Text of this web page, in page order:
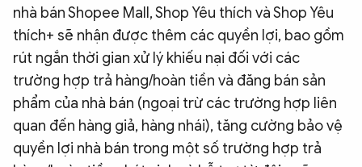
nhà bán Shopee Mall, Shop Yêu thích và Shop Yêu
thích+ sẽ nhận được thêm các quyền lợi, bao gồm
rút ngắn thời gian xử lý khiếu nại đối với các
trường hợp trả hàng/hoàn tiền và đăng bán sản
phẩm của nhà bán (ngoại trừ các trường hợp liên
quan đến hàng giả, hàng nhái), tăng cường bảo vệ
quyền lợi nhà bán trong một số trường hợp trả